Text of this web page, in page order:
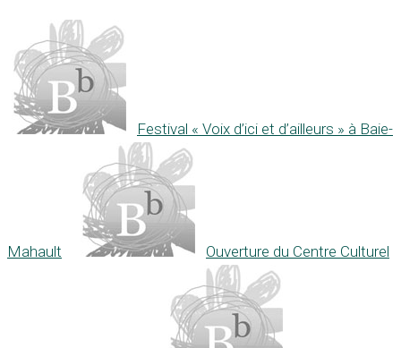
Festival « Voix d’ici et d’ailleurs » à Baie-
Mahault Ouverture du Centre Culturel